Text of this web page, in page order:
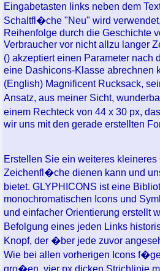
Eingabetasten links neben dem
Schaltfl�che "Neu" wird
Reihenfolge durch die Geschichte
Verbraucher vor nicht allzu langer
() akzeptiert einen Parameter
eine Dashicons-Klasse abrechnen
(English) Magnificent Rucksack,
Ansatz, aus meiner Sicht,
einem Rechteck von 44 x 30 px,
wir uns mit den gerade erstellten
Erstellen Sie ein weiteres
Zeichenfl�che dienen kann und
bietet. GLYPHICONS ist eine
monochromatischen Icons und
und einfacher Orientierung erstellt
Befolgung eines jeden Links
Knopf, der �ber jede zuvor
Wie bei allen vorherigen Icons
gro�en, vier px dicken Strichlinie